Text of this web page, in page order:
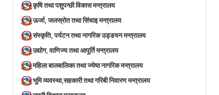
कृषि तथा पशुपन्छी विकास मन्त्रालय
ऊर्जा, जलस्रोत तथा सिंचाइ मन्त्रालय
संस्कृति, पर्यटन तथा नागरिक उड्डयन मन्त्रालय
उद्योग, वाणिज्य तथा आपूर्ति मन्त्रालय
महिला बालबालिका तथा ज्येष्ठ नागरिक मन्त्रालय
भूमि व्यवस्था,सहकारी तथा गरिबी निवारण मन्त्रालय